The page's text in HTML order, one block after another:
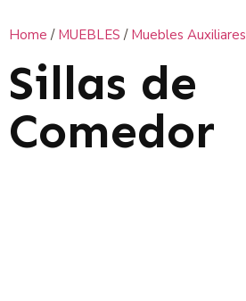
Home / MUEBLES / Muebles Auxiliares
Sillas de
Comedor